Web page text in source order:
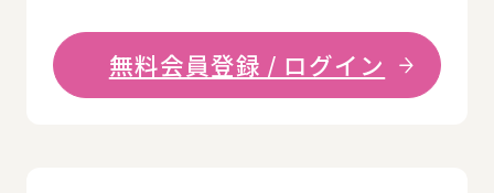
無料会員登録 / ログイン